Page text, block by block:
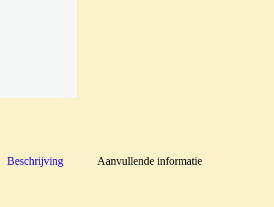
Beschrijving Aanvullende informatie